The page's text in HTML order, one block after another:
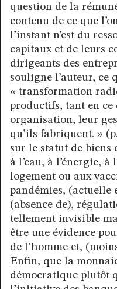
question de la
contenu de ce que
l’instant n’est du
capitaux et de leurs
dirigeants des
souligne l’auteur, ce
« transformation
productifs, tant en
organisation, leur
qu’ils fabriquent. »
sur le statut de biens
à l’eau, à l’énergie,
logement ou aux
pandémies, (actuelle
(absence de),
tellement invisible
être une évidence
de l’homme et,
Enfin, que la
démocratique plutôt